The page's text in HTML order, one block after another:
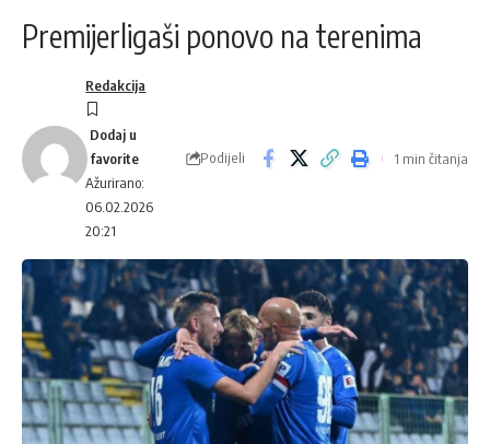
Premijerligaši ponovo na terenima
Ažurirano:
06.02.2026
20:21
Redakcija
Podijeli 1 min čitanja